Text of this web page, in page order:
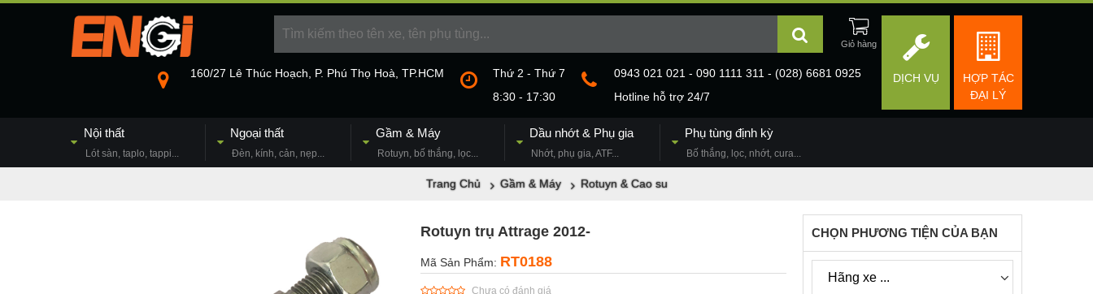
HỢP TÁC
ĐẠI LÝ
DỊCH VỤ
160/27 Lê Thúc Hoạch, P. Phú Thọ Hoà, TP.HCM
Thứ 2 - Thứ 7
8:30 - 17:30
0943 021 021 - 090 1111 311 - (028) 6681 0925
Hotline hỗ trợ 24/7
Nội thất
Lót sàn, taplo, tappi...
Ngoại thất
Đèn, kính, cản, nẹp...
Gầm & Máy
Rotuyn, bố thắng, lọc...
Dầu nhớt & Phụ gia
Nhớt, phụ gia, ATF...
Phụ tùng định kỳ
Bố thắng, lọc, nhớt, cura...
Trang Chủ Gầm & Máy Rotuyn & Cao su
Rotuyn trụ Attrage 2012-
Mã Sản Phẩm: RT0188
Chưa có đánh giá
CHỌN PHƯƠNG TIỆN CỦA BẠN